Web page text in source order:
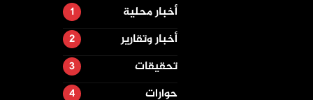
أخبار محلية
أخبار وتقارير
تحقيقات
حوارات